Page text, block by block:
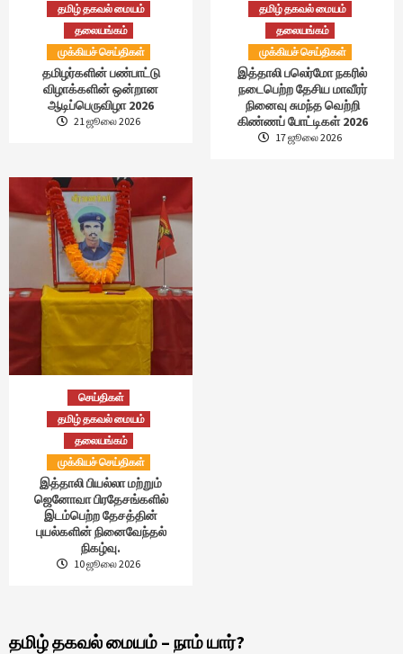
தமிழ் தகவல் மையம்
தலையங்கம்
முக்கியச் செய்திகள்
தமிழர்களின் பண்பாட்டு
விழாக்களின் ஒன்றான
ஆடிப்பெருவிழா 2026
21 ஜூலை 2026
தமிழ் தகவல் மையம்
தலையங்கம்
முக்கியச் செய்திகள்
இத்தாலி பலெர்மோ நகரில்
நடைபெற்ற தேசிய மாவீரர்
நினைவு சுமந்த வெற்றி
கிண்ணப் போட்டிகள் 2026
17 ஜூலை 2026
செய்திகள்
தமிழ் தகவல் மையம்
தலையங்கம்
முக்கியச் செய்திகள்
இத்தாலி பியல்லா மற்றும்
ஜெனோவா பிரதேசங்களில்
இடம்பெற்ற தேசத்தின்
புயல்களின் நினைவேந்தல்
நிகழ்வு.
10 ஜூலை 2026
தமிழ் தகவல் மையம் – நாம் யார்?